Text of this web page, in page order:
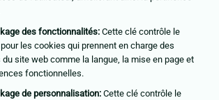
des fonctionnalités: Cette clé contrôle le
les cookies qui prennent en charge des
site web comme la langue, la mise en page et
fonctionnelles.
de personnalisation: Cette clé contrôle le